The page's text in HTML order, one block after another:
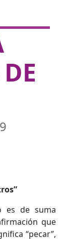
es de suma
que
“pecar”,